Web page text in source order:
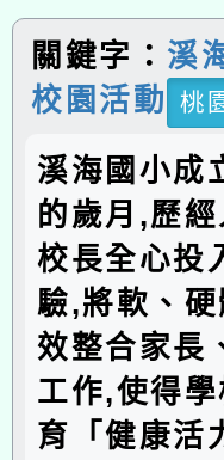
關鍵字： 溪
校園活動
桃
溪海國小成
的歲月,歷
校長全心投
驗,將軟、
效整合家長
工作,使得
育「健康活